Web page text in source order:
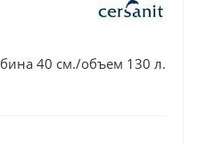
40 см./объем 130 л.